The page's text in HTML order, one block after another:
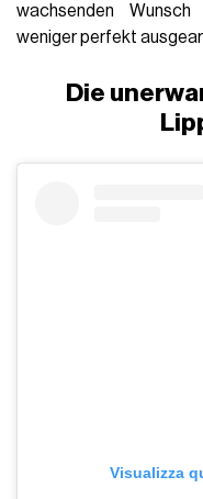
wachsenden
weniger perfekt
Die
Visualizza